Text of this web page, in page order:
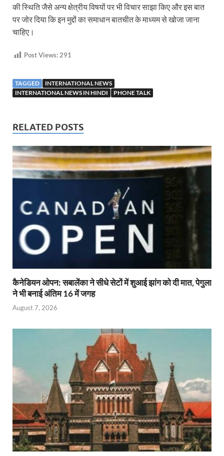
की स्थिति जैसे अन्य क्षेत्रीय विषयों पर भी विचार साझा किए और इस बात
पर जोर दिया कि इन मुद्दों का समाधान बातचीत के माध्यम से खोजा जाना
चाहिए।
Post Views:291
TAGGED
INTERNATIONAL NEWS
INTERNATIONAL NEWS IN HINDI
PHONE TALK
RELATED POSTS
कैनेडियन ओपन: सबालेंका ने सीधे सेटों में शुआई झांग को दी मात, पेगुला
ने भी बनाई अंतिम 16 में जगह
August 7, 2026